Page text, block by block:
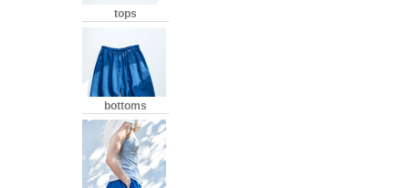
tops
bottoms